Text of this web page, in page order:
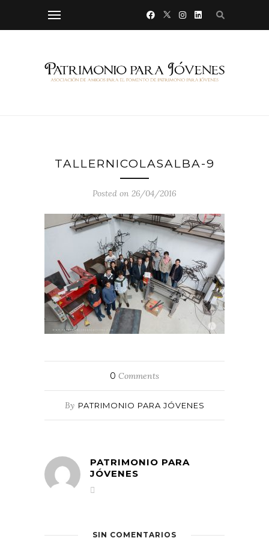
TALLERNICOLASALBA-9
Posted on 26/04/2016
0 Comments
By PATRIMONIO PARA JÓVENES
PATRIMONIO PARA
JÓVENES
SIN COMENTARIOS